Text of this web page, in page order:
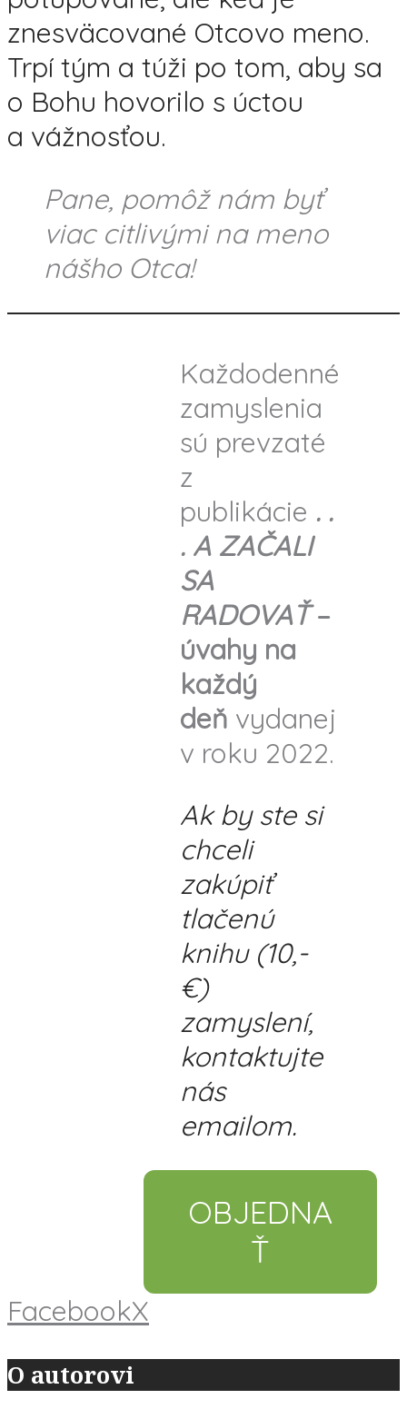
znesväcované Otcovo meno.
Trpí tým a túži po tom, aby sa
o Bohu hovorilo s úctou
a vážnosťou.
Pane, pomôž nám byť
viac citlivými na meno
nášho Otca!
Každodenné
zamyslenia
sú prevzaté
z
publikácie . .
. A ZAČALI
SA
RADOVAŤ –
úvahy na
každý
deň vydanej
v roku 2022.
Ak by ste si
chceli
zakúpiť
tlačenú
knihu (10,-
€)
zamyslení,
kontaktujte
nás
emailom.
OBJEDNA
Ť
FacebookX
O autorovi